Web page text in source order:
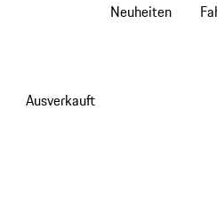
Neuheiten
Ausverkauft